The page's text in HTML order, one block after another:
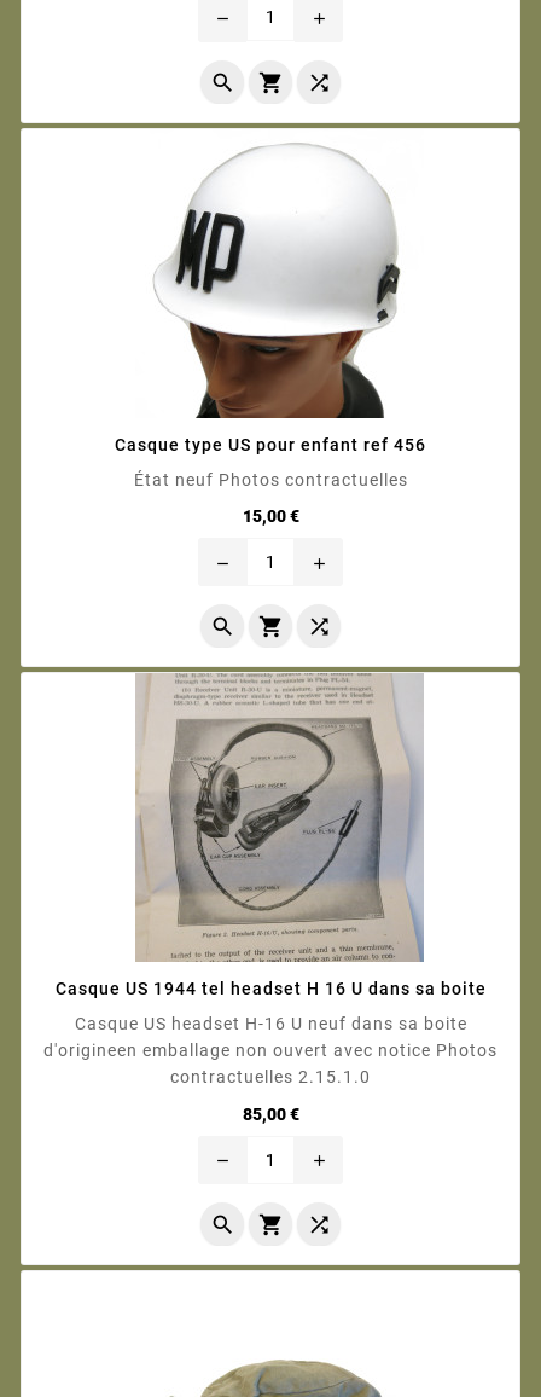
remove add
  
Casque type US pour enfant ref 456
État neuf Photos contractuelles
15,00 €Prix
remove add
  
Casque US 1944 tel headset H 16 U dans sa boite
Casque US headset H-16 U neuf dans sa boite
d'origineen emballage non ouvert avec notice Photos
contractuelles 2.15.1.0
85,00 €Prix
remove add
  